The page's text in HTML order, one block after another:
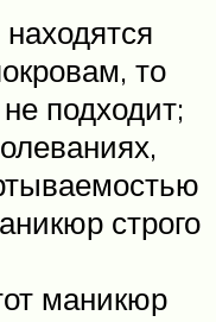
то
подходит;
строго
маникюр